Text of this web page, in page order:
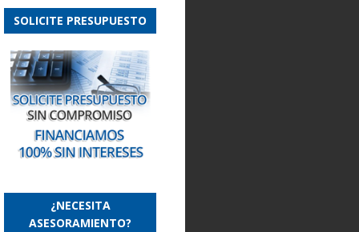
SOLICITE PRESUPUESTO
¿NECESITA
ASESORAMIENTO?